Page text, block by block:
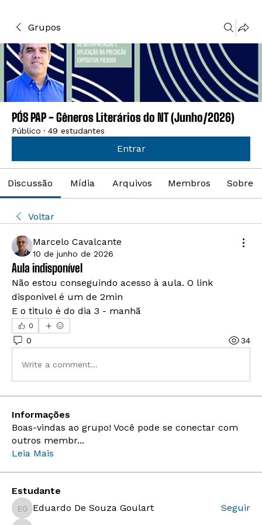
Grupos
PÓS PAP - Gêneros Literários do NT (Junho/2026)
Público · 49 estudantes
Entrar
Discussão Mídia Arquivos Membros Sobre
Voltar
Marcelo Cavalcante
10 de junho de 2026
Aula indisponível
Não estou conseguindo acesso à aula. O link
disponivel é um de 2min
E o titulo é do dia 3 - manhã
0
0 34
Write a comment...
Informações
Boas-vindas ao grupo! Você pode se conectar com
outros membr...
Leia Mais
Estudante
Eduardo De Souza Goulart
Eduardo De Souza Goulart
Seguir